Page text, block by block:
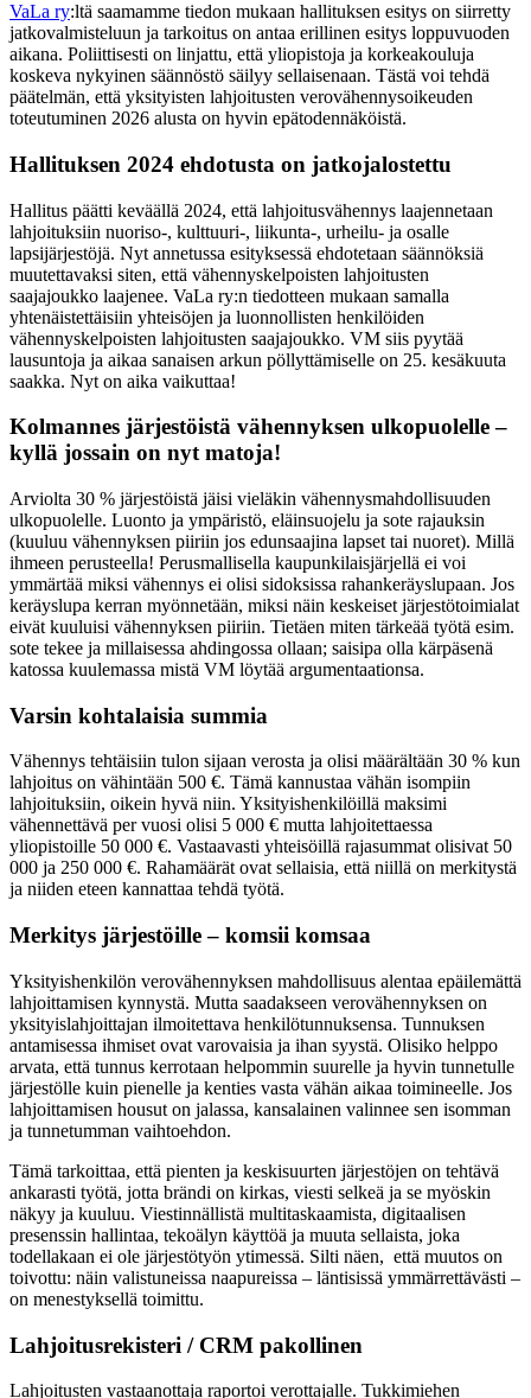
VaLa ry:ltä saamamme tiedon mukaan hallituksen esitys on siirretty
jatkovalmisteluun ja tarkoitus on antaa erillinen esitys loppuvuoden
aikana. Poliittisesti on linjattu, että yliopistoja ja korkeakouluja
koskeva nykyinen säännöstö säilyy sellaisenaan. Tästä voi tehdä
päätelmän, että yksityisten lahjoitusten verovähennysoikeuden
toteutuminen 2026 alusta on hyvin epätodennäköistä.
Hallituksen 2024 ehdotusta on jatkojalostettu
Hallitus päätti keväällä 2024, että lahjoitusvähennys laajennetaan
lahjoituksiin nuoriso-, kulttuuri-, liikunta-, urheilu- ja osalle
lapsijärjestöjä. Nyt annetussa esityksessä ehdotetaan säännöksiä
muutettavaksi siten, että vähennyskelpoisten lahjoitusten
saajajoukko laajenee. VaLa ry:n tiedotteen mukaan samalla
yhtenäistettäisiin yhteisöjen ja luonnollisten henkilöiden
vähennyskelpoisten lahjoitusten saajajoukko. VM siis pyytää
lausuntoja ja aikaa sanaisen arkun pöllyttämiselle on 25. kesäkuuta
saakka. Nyt on aika vaikuttaa!
Kolmannes järjestöistä vähennyksen ulkopuolelle –
kyllä jossain on nyt matoja!
Arviolta 30 % järjestöistä jäisi vieläkin vähennysmahdollisuuden
ulkopuolelle. Luonto ja ympäristö, eläinsuojelu ja sote rajauksin
(kuuluu vähennyksen piiriin jos edunsaajina lapset tai nuoret). Millä
ihmeen perusteella! Perusmallisella kaupunkilaisjärjellä ei voi
ymmärtää miksi vähennys ei olisi sidoksissa rahankeräyslupaan. Jos
keräyslupa kerran myönnetään, miksi näin keskeiset järjestötoimialat
eivät kuuluisi vähennyksen piiriin. Tietäen miten tärkeää työtä esim.
sote tekee ja millaisessa ahdingossa ollaan; saisipa olla kärpäsenä
katossa kuulemassa mistä VM löytää argumentaationsa.
Varsin kohtalaisia summia
Vähennys tehtäisiin tulon sijaan verosta ja olisi määrältään 30 % kun
lahjoitus on vähintään 500 €. Tämä kannustaa vähän isompiin
lahjoituksiin, oikein hyvä niin. Yksityishenkilöillä maksimi
vähennettävä per vuosi olisi 5 000 € mutta lahjoitettaessa
yliopistoille 50 000 €. Vastaavasti yhteisöillä rajasummat olisivat 50
000 ja 250 000 €. Rahamäärät ovat sellaisia, että niillä on merkitystä
ja niiden eteen kannattaa tehdä työtä.
Merkitys järjestöille – komsii komsaa
Yksityishenkilön verovähennyksen mahdollisuus alentaa epäilemättä
lahjoittamisen kynnystä. Mutta saadakseen verovähennyksen on
yksityislahjoittajan ilmoitettava henkilötunnuksensa. Tunnuksen
antamisessa ihmiset ovat varovaisia ja ihan syystä. Olisiko helppo
arvata, että tunnus kerrotaan helpommin suurelle ja hyvin tunnetulle
järjestölle kuin pienelle ja kenties vasta vähän aikaa toimineelle. Jos
lahjoittamisen housut on jalassa, kansalainen valinnee sen isomman
ja tunnetumman vaihtoehdon.
Tämä tarkoittaa, että pienten ja keskisuurten järjestöjen on tehtävä
ankarasti työtä, jotta brändi on kirkas, viesti selkeä ja se myöskin
näkyy ja kuuluu. Viestinnällistä multitaskaamista, digitaalisen
presenssin hallintaa, tekoälyn käyttöä ja muuta sellaista, joka
todellakaan ei ole järjestötyön ytimessä. Silti näen, että muutos on
toivottu: näin valistuneissa naapureissa – läntisissä ymmärrettävästi –
on menestyksellä toimittu.
Lahjoitusrekisteri / CRM pakollinen
Lahjoitusten vastaanottaja raportoi verottajalle. Tukkimiehen